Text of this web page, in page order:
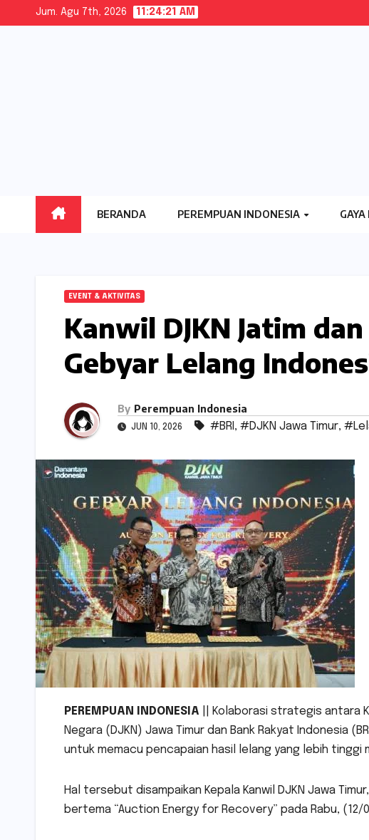
Jum. Agu 7th, 2026 11:24:22 AM
BERANDA PEREMPUAN INDONESIA
EVENT & AKTIVITAS
Kanwil DJKN Jatim
Gebyar Lelang
By Perempuan Indonesia
JUN 10, 2026 #BRI , #DJKN Jawa Timur,
PEREMPUAN INDONESIA || Kolaborasi strategis antara
Negara (DJKN) Jawa Timur dan Bank Rakyat Indonesia
untuk memacu pencapaian hasil lelang yang lebih
Hal tersebut disampaikan Kepala Kanwil DJKN Jawa
bertema “Auction Energy for Recovery” pada Rabu, (12/